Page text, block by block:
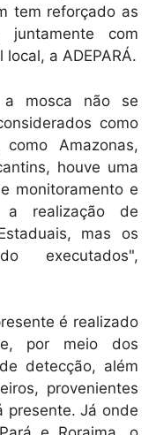
tem reforçado as
com
a ADEPARÁ.
a mosca não se
como
Amazonas,
houve uma
monitoramento e
a realização de
mas os
executados",
é realizado
por meio dos
detecção, além
provenientes
presente. Já onde